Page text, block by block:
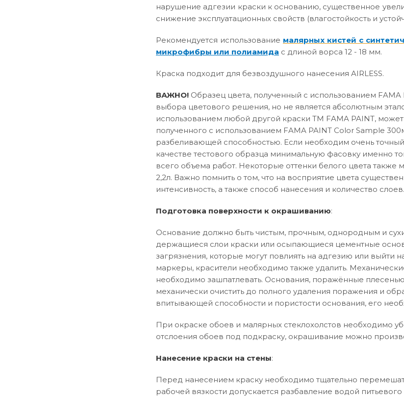
нарушение адгезии краски к основанию, существенное
снижение эксплуатационных свойств (влагостойкость и
Рекомендуется использование малярных кистей с
микрофибры или полиамида с длиной ворса 12 - 18 мм.
Краска подходит для безвоздушного нанесения AIRLESS.
ВАЖНО! Образец цвета, полученный с использованием
выбора цветового решения, но не является абсолютным
использованием любой другой краски ТМ FAMA PAINT,
полученного с использованием FAMA PAINT Color Sample
разбеливающей способностью. Если необходим очень
качестве тестового образца минимальную фасовку именно
всего объема работ. Некоторые оттенки белого цвета также
2,2л. Важно помнить о том, что на восприятие цвета
интенсивность, а также способ нанесения и количество слоев.
Подготовка поверхности к окрашиванию:
Основание должно быть чистым, прочным, однородным и
держащиеся слои краски или осыпающиеся цементные
загрязнения, которые могут повлиять на адгезию или выйти
маркеры, красители необходимо также удалить.
необходимо зашпатлевать. Основания, поражённые
механически очистить до полного удаления поражения и
впитывающей способности и пористости основания, его
При окраске обоев и малярных стеклохолстов необходимо
отслоения обоев под подкраску, окрашивание можно
Нанесение краски на стены:
Перед нанесением краску необходимо тщательно
рабочей вязкости допускается разбавление водой